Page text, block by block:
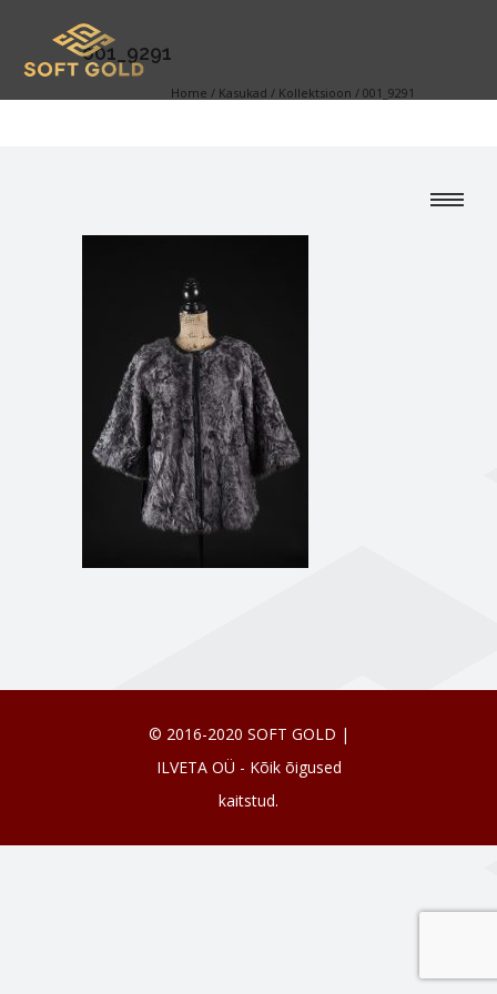
001_9291
Home / Kasukad / Kollektsioon / 001_9291
© 2016-2020 SOFT GOLD |
ILVETA OÜ - Kõik õigused
kaitstud.